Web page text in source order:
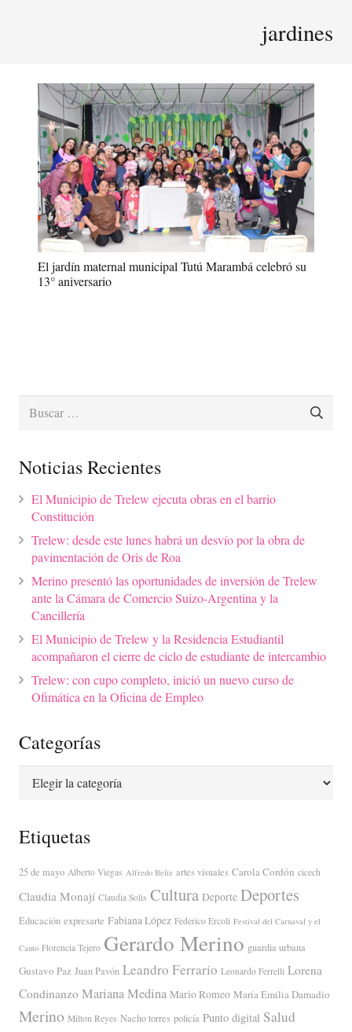
jardines
El jardín maternal municipal Tutú Marambá celebró su
13° aniversario
Buscar:
Noticias Recientes
El Municipio de Trelew ejecuta obras en el barrio
Constitución
Trelew: desde este lunes habrá un desvío por la obra de
pavimentación de Oris de Roa
Merino presentó las oportunidades de inversión de Trelew
ante la Cámara de Comercio Suizo-Argentina y la
Cancillería
El Municipio de Trelew y la Residencia Estudiantil
acompañaron el cierre de ciclo de estudiante de intercambio
Trelew: con cupo completo, inició un nuevo curso de
Ofimática en la Oficina de Empleo
Categorías
Categorías
Etiquetas
25 de mayo Alberto Viegas Alfredo Beliz artes visuales Carola Cordón cicech
Claudia Monají Claudia Solis Cultura Deporte Deportes
Educación expresarte Fabiana López Federico Ercoli Festival del Carnaval y el
Canto Florencia Tejero Gerardo Merino guardia urbana
Gustavo Paz Juan Pavón Leandro Ferrario Leonardo Ferrelli Lorena
Condinanzo Mariana Medina Mario Romeo María Emilia Damadio
Merino Milton Reyes Nacho torres policía Punto digital Salud